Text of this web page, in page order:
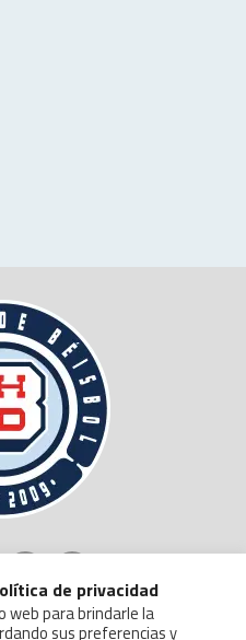
de privacidad
web para brindarle la
sus preferencias y